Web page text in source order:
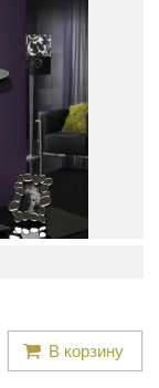
В корзину